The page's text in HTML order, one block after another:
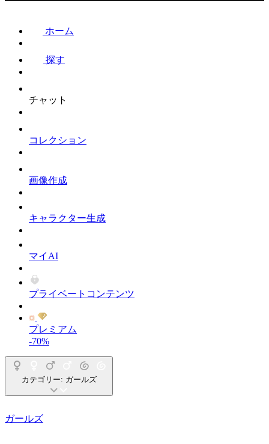
ホーム
探す
チャット
コレクション
画像作成
キャラクター生成
マイAI
プライベートコンテンツ
プレミアム
-70%
カテゴリー: ガールズ
ガールズ